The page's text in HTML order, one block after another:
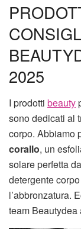
2025
I prodotti beauty
sono dedicati al
corpo. Abbiamo
corallo, un
solare perfetta
detergente
l’abbronzatura.
team Beautydea